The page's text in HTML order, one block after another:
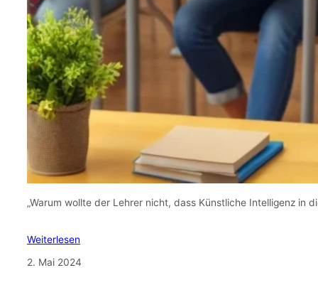
„Warum wollte der Lehrer nicht, dass Künstliche Intelligenz in
Weiterlesen
2. Mai 2024